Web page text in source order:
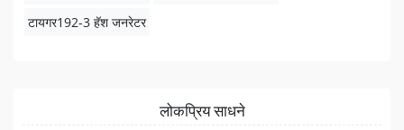
टायगर192-3 हॅश जनरेटर
लोकप्रिय साधने